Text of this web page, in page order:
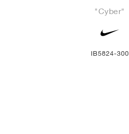
"Cyber"
IB5824-300